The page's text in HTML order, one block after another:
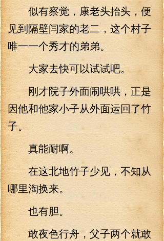
似有察觉，康老头抬头，便
见到隔壁闫家的老二，这个村子
唯一一个秀才的弟弟。
大家去快可以试试吧。
刚才院子外面闹哄哄，正是
因他和他家小子从外面运回了竹
子。
真能耐啊。
在这北地竹子少见，不知从
哪里淘换来。
也有胆。
敢夜色行舟，父子两个就敢